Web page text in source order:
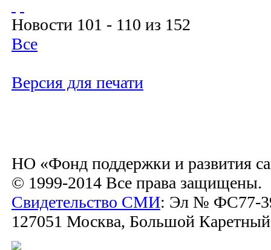
Новости 101 - 110 из 152
Все
Версия для печати
НО «Фонд поддержки и развития
© 1999-2014 Все права защищены.
Свидетельство СМИ: Эл № ФС77-
127051 Москва, Большой